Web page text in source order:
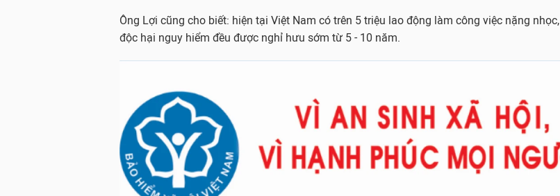
Ông Lợi cũng cho biết: hiện tại Việt Nam có trên 5 triệu lao động làm công việc nặng nhọc,
độc hại nguy hiểm đều được nghỉ hưu sớm từ 5 - 10 năm.